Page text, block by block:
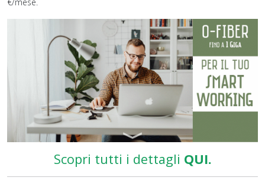
Scopri tutti i dettagli QUI.